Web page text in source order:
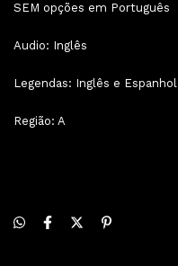
SEM opções em Português
Audio: Inglês
Legendas: Inglês e Espanhol
Região: A